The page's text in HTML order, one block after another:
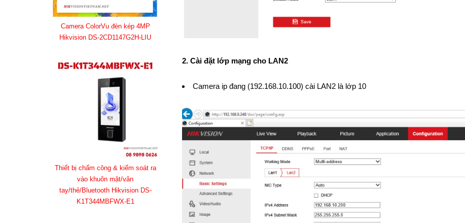
2. Cài đặt lớp mạng cho LAN2
Camera ip đang (192.168.10.100) cài LAN2 là lớp 10
Camera ColorVu đèn kép 4MP
Hikvision DS-2CD1147G2H-LIU
Thiết bị chấm công & kiểm soát ra
vào khuôn mặt/vân
tay/thẻ/Bluetooth Hikvision DS-
K1T344MBFWX-E1